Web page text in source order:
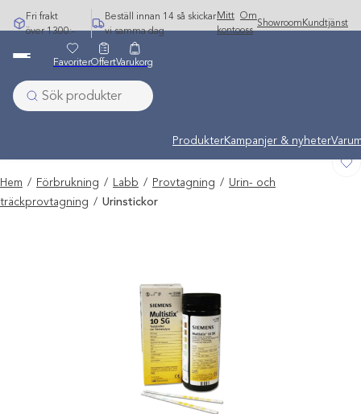
Hoppa
till
Fri frakt
över 1300:-
Beställ innan 14 så skickar
vi samma dag
Mitt
konto
Om
oss
Showroom Kundtjänst
Undermeny stängd: Varumärken
ProdukterKampanjer & nyheter
FavoriterOffertVarukorg
Hem / Förbrukning / Labb / Provtagning / Urin- och
träckprovtagning / Urinstickor